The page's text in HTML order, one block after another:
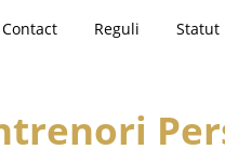
Contact Reguli Statut